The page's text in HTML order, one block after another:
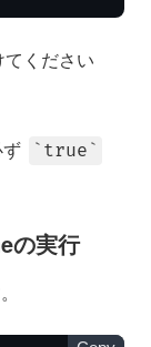
ください
true
の実行